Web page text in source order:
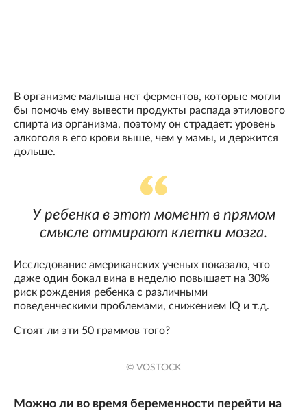
В организме малыша нет ферментов, которые могли
бы помочь ему вывести продукты распада этилового
спирта из организма, поэтому он страдает: уровень
алкоголя в его крови выше, чем у мамы, и держится
дольше.
У ребенка в этот момент в прямом
смысле отмирают клетки мозга.
Исследование американских ученых показало, что
даже один бокал вина в неделю повышает на 30%
риск рождения ребенка с различными
поведенческими проблемами, снижением IQ и т.д.
Стоят ли эти 50 граммов того?
© VOSTOCK
Можно ли во время беременности перейти на